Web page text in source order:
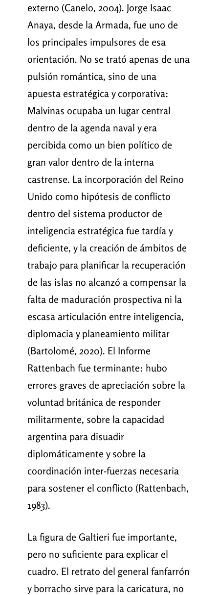
externo (Canelo, 2004). Jorge Isaac
Anaya, desde la Armada, fue uno de
los principales impulsores de esa
orientación. No se trató apenas de una
pulsión romántica, sino de una
apuesta estratégica y corporativa:
Malvinas ocupaba un lugar central
dentro de la agenda naval y era
percibida como un bien político de
gran valor dentro de la interna
castrense. La incorporación del Reino
Unido como hipótesis de conflicto
dentro del sistema productor de
inteligencia estratégica fue tardía y
deficiente, y la creación de ámbitos de
trabajo para planificar la recuperación
de las islas no alcanzó a compensar la
falta de maduración prospectiva ni la
escasa articulación entre inteligencia,
diplomacia y planeamiento militar
(Bartolomé, 2020). El Informe
Rattenbach fue terminante: hubo
errores graves de apreciación sobre la
voluntad británica de responder
militarmente, sobre la capacidad
argentina para disuadir
diplomáticamente y sobre la
coordinación inter-fuerzas necesaria
para sostener el conflicto (Rattenbach,
1983).
La figura de Galtieri fue importante,
pero no suficiente para explicar el
cuadro. El retrato del general fanfarrón
y borracho sirve para la caricatura, no